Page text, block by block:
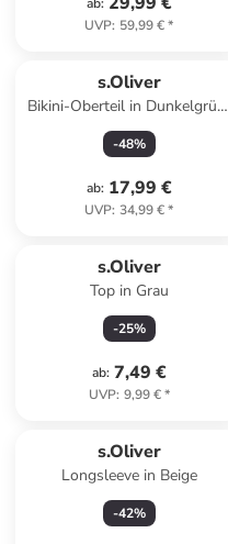
UVP: 59,99 €*
s.Oliver
Bikini-Oberteil in Dunkelgrün/
Creme
-48%
ab: 17,99 €
UVP: 34,99 €*
s.Oliver
Top in Grau
-25%
ab: 7,49 €
UVP: 9,99 €*
s.Oliver
Longsleeve in Beige
-42%